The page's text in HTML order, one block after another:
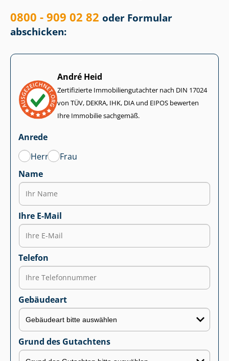
0800 - 909 02 82 oder Formular
abschicken:
André Heid
Zertifizierte Im­mo­bi­li­en­gut­ach­ter nach DIN 17024
von TÜV, DEKRA, IHK, DIA und EIPOS bewerten
Ihre Immobilie sachgemäß.
Anrede
Herr
Frau
Name
Ihre E-Mail
Telefon
Gebäudeart
Grund des Gutachtens